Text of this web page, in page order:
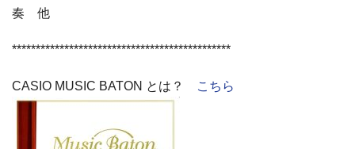
奏 他
**********************************************
CASIO MUSIC BATON とは？ こちら